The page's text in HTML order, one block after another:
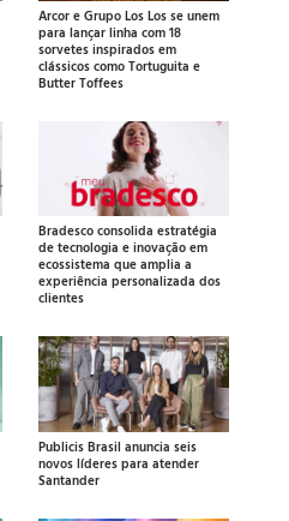
Arcor e Grupo Los Los se unem
para lançar linha com 18
sorvetes inspirados em
clássicos como Tortuguita e
Butter Toffees
Bradesco consolida estratégia
de tecnologia e inovação em
ecossistema que amplia a
experiência personalizada dos
clientes
Publicis Brasil anuncia seis
novos líderes para atender
Santander